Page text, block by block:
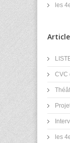
les
CVC
les